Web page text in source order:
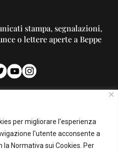
per migliorare l'esperienza
l'utente acconsente a
Normativa sui Cookies. Per
stampa, segnalazioni,
o lettere aperte a Beppe
PUBBLICITA'
tua pubblicità su questo Blog:
pubblicita@beppegrillo.it